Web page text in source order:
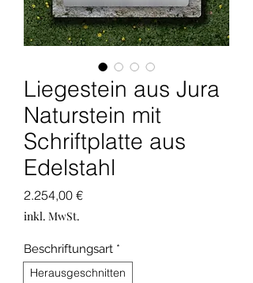
Liegestein aus Jura
Naturstein mit
Schriftplatte aus
Edelstahl
2.254,00 €Preis
inkl. MwSt.
Beschriftungsart *
Herausgeschnitten